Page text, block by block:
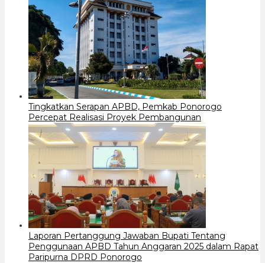
Tingkatkan Serapan APBD, Pemkab Ponorogo
Percepat Realisasi Proyek Pembangunan
Laporan Pertanggung Jawaban Bupati Tentang
Penggunaan APBD Tahun Anggaran 2025 dalam Rapat
Paripurna DPRD Ponorogo